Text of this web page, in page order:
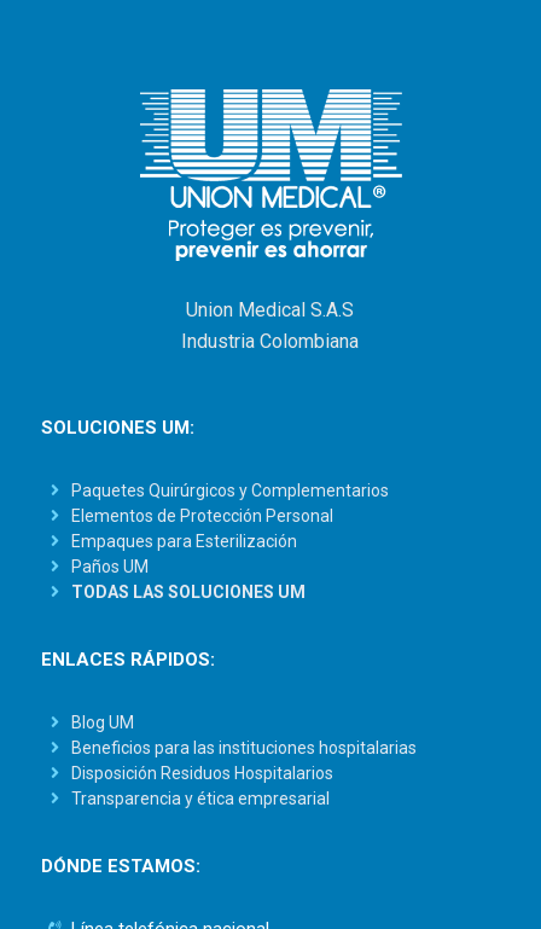
Union Medical S.A.S
Industria Colombiana
SOLUCIONES UM:
Paquetes Quirúrgicos y Complementarios
Elementos de Protección Personal
Empaques para Esterilización
Paños UM
TODAS LAS SOLUCIONES UM
ENLACES RÁPIDOS:
Blog UM
Beneficios para las instituciones hospitalarias
Disposición Residuos Hospitalarios
Transparencia y ética empresarial
DÓNDE ESTAMOS: